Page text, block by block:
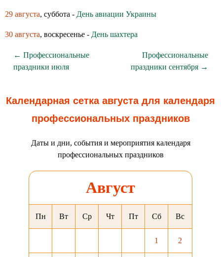
29 августа, суббота - День авиации Украины
30 августа, воскресенье - День шахтера
← Профессиональные
праздники июля
Профессиональные
праздники сентября →
Календарная сетка августа для календаря
профессиональных праздников
Даты и дни, события и мероприятия календаря
профессиональных праздников
Август
Пн Вт Ср Чт Пт Сб Вс
1 2